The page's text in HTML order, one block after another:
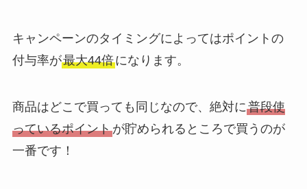
キャンペーンのタイミングによってはポイントの
付与率が最大44倍になります。
商品はどこで買っても同じなので、絶対に普段使
っているポイントが貯められるところで買うのが
一番です！